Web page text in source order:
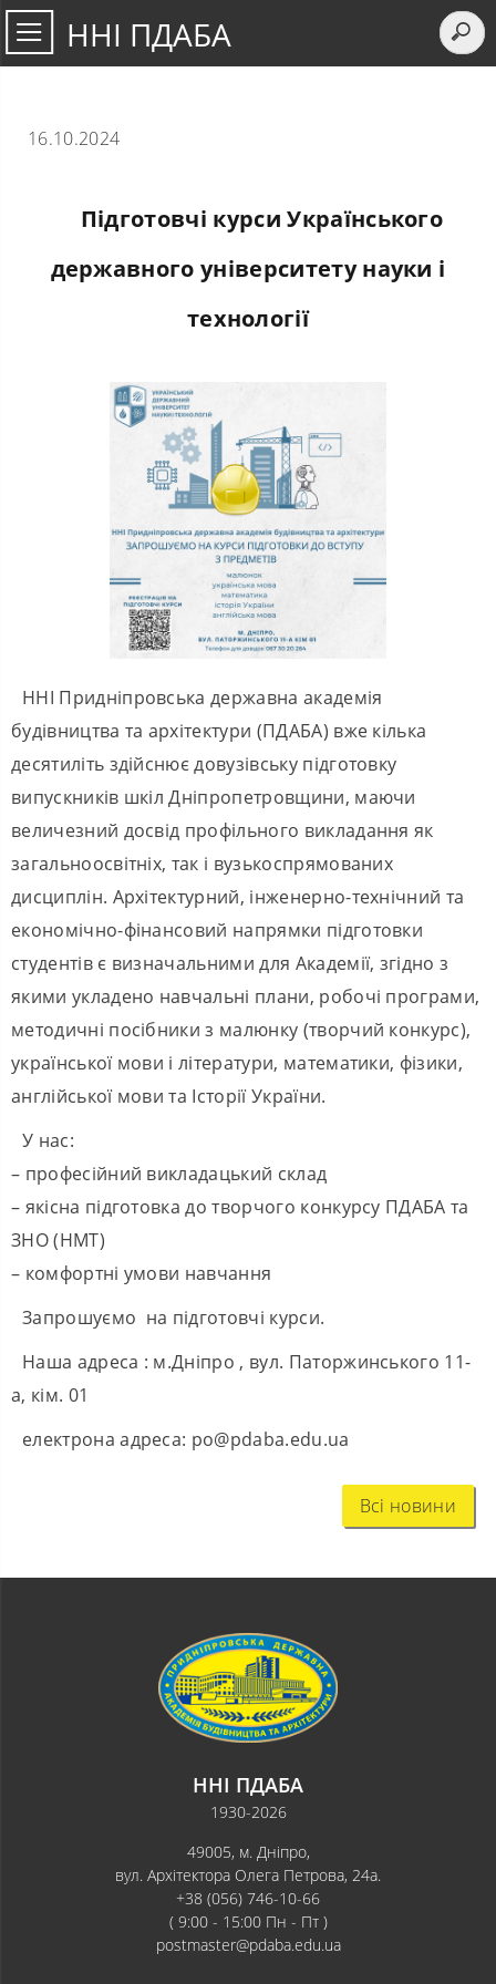
ННІ ПДАБА
16.10.2024
Підготовчі курси Українського
державного університету науки і
технології
ННІ Придніпровська державна академія
будівництва та архітектури (ПДАБА) вже кілька
десятиліть здійснює довузівську підготовку
випускників шкіл Дніпропетровщини, маючи
величезний досвід профільного викладання як
загальноосвітніх, так і вузькоспрямованих
дисциплін. Архітектурний, інженерно-технічний та
економічно-фінансовий напрямки підготовки
студентів є визначальними для Академії, згідно з
якими укладено навчальні плани, робочі програми,
методичні посібники з малюнку (творчий конкурс),
української мови і літератури, математики, фізики,
англійської мови та Історії України.
У нас:
– професійний викладацький склад
– якісна підготовка до творчого конкурсу ПДАБА та
ЗНО (НМТ)
– комфортні умови навчання
Запрошуємо на підготовчі курси.
Наша адреса : м.Дніпро , вул. Паторжинського 11-
а, кім. 01
електрона адреса: po@pdaba.edu.ua
Всі новини
ННІ ПДАБА
1930-2026
49005, м. Дніпро,
вул. Архітектора Олега Петрова, 24а.
+38 (056) 746-10-66
( 9:00 - 15:00 Пн - Пт )
postmaster@pdaba.edu.ua